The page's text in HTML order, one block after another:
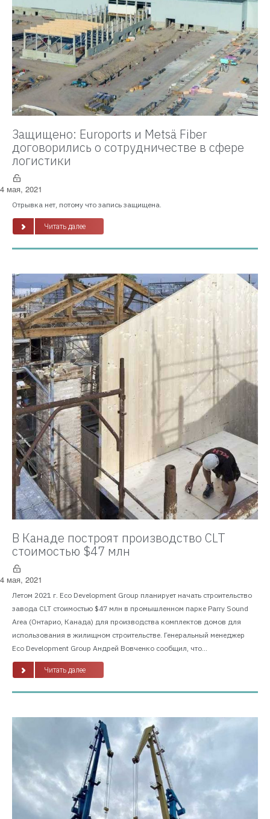
Защищено: Euroports и Metsä Fiber
договорились о сотрудничестве в сфере
логистики
4 мая, 2021
Отрывка нет, потому что запись защищена.
Читать далее
В Канаде построят производство CLT
стоимостью $47 млн
4 мая, 2021
Летом 2021 г. Eco Development Group планирует начать строительство
завода CLT стоимостью $47 млн в промышленном парке Parry Sound
Area (Онтарио, Канада) для производства комплектов домов для
использования в жилищном строительстве. Генеральный менеджер
Eco Development Group Андрей Вовченко сообщил, что...
Читать далее